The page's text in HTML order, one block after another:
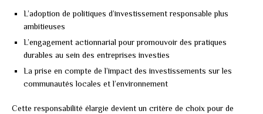
L’adoption de politiques d’investissement responsable plus
ambitieuses
L’engagement actionnarial pour promouvoir des pratiques
durables au sein des entreprises investies
La prise en compte de l’impact des investissements sur les
communautés locales et l’environnement
Cette responsabilité élargie devient un critère de choix pour de